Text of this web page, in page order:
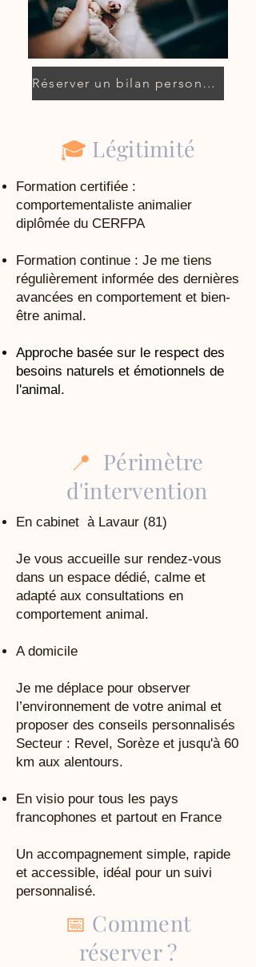
Réserver un bilan personnalisé
🎓 Légitimité
Formation certifiée :
comportementaliste animalier
diplômée du CERFPA
Formation continue : Je me tiens
régulièrement informée des dernières
avancées en comportement et bien-
être animal.
Approche basée sur le respect des
besoins naturels et émotionnels de
l'animal.
📍 Périmètre
d'intervention
En cabinet à Lavaur (81)
Je vous accueille sur rendez-vous
dans un espace dédié, calme et
adapté aux consultations en
comportement animal.
A domicile
Je me déplace pour observer
l’environnement de votre animal et
proposer des conseils personnalisés
Secteur : Revel, Sorèze et jusqu'à 60
km aux alentours.
En visio pour tous les pays
francophones et partout en France
Un accompagnement simple, rapide
et accessible, idéal pour un suivi
personnalisé.
📅 Comment
réserver ?